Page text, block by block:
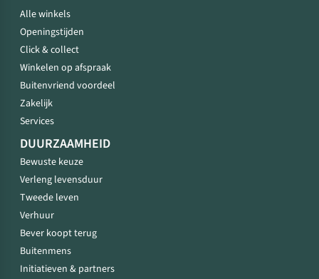
Alle winkels
Openingstijden
Click & collect
Winkelen op afspraak
Buitenvriend voordeel
Zakelijk
Services
DUURZAAMHEID
Bewuste keuze
Verleng levensduur
Tweede leven
Verhuur
Bever koopt terug
Buitenmens
Initiatieven & partners